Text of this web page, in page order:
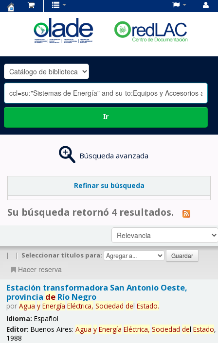
OLADE
-
Ir
Búsqueda avanzada
Refinar su búsqueda
Su búsqueda retornó 4 resultados.
| | Seleccionar títulos para:
Hacer reserva
Estación transformadora San Antonio Oeste,
provincia deRío Negro
por Agua y Energía Eléctrica, Sociedad del Estado.
Idioma: Español
Editor: Buenos Aires: Agua y Energía Eléctrica, Sociedad del Estado,
1988